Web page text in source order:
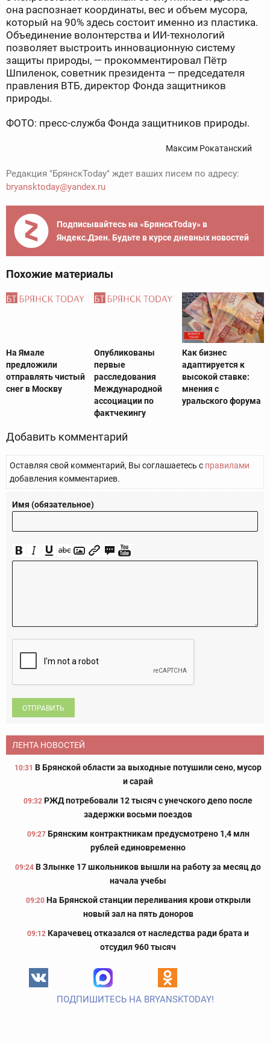
она распознает координаты, вес и объем мусора,
который на 90% здесь состоит именно из пластика.
Объединение волонтерства и ИИ-технологий
позволяет выстроить инновационную систему
защиты природы, — прокомментировал Пётр
Шпиленок, советник президента — председателя
правления ВТБ, директор Фонда защитников
природы.
ФОТО: пресс-служба Фонда защитников природы.
Максим Рокатанский
Редакция "БрянскToday" ждет ваших писем по адресу:
bryansktoday@yandex.ru
Подписывайтесь на «БрянскToday» в
Яндекс.Дзен. Будьте в курсе дневных новостей
Похожие материалы
На Ямале
предложили
отправлять чистый
снег в Москву
Опубликованы
первые
расследования
Международной
ассоциации по
фактчекингу
Как бизнес
адаптируется к
высокой ставке:
мнения с
уральского форума
Добавить комментарий
Оставляя свой комментарий, Вы соглашаетесь с правилами
добавления комментариев.
Имя (обязательное)
ОТПРАВИТЬ
ЛЕНТА НОВОСТЕЙ
10:31 В Брянской области за выходные потушили сено, мусор
и сарай
09:32 РЖД потребовали 12 тысяч с унечского депо после
задержки восьми поездов
09:27 Брянским контрактникам предусмотрено 1,4 млн
рублей единовременно
09:24 В Злынке 17 школьников вышли на работу за месяц до
начала учебы
09:20 На Брянской станции переливания крови открыли
новый зал на пять доноров
09:12 Карачевец отказался от наследства ради брата и
отсудил 960 тысяч
ПОДПИШИТЕСЬ НА BRYANSKTODAY!